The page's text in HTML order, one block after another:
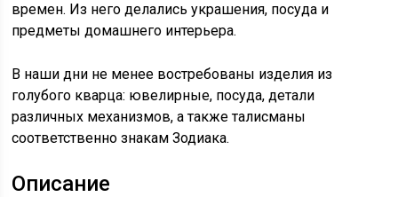
времен. Из него делались украшения, посуда и
предметы домашнего интерьера.
В наши дни не менее востребованы изделия из
голубого кварца: ювелирные, посуда, детали
различных механизмов, а также талисманы
соответственно знакам Зодиака.
Описание